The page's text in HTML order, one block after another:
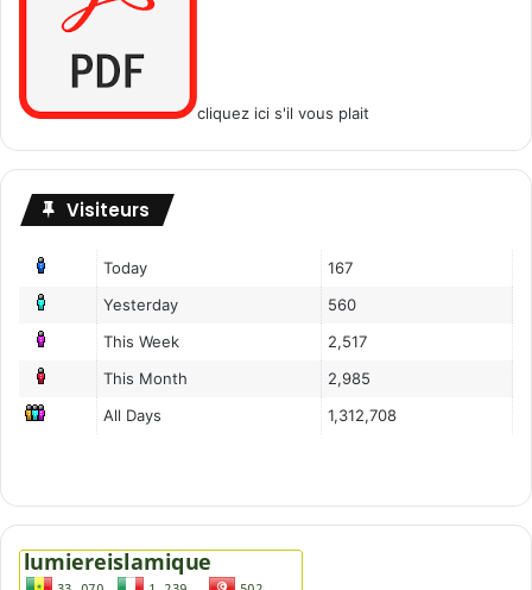
cliquez ici s'il vous plait
Visiteurs
Today
167
Yesterday
560
This Week
2,517
This Month
2,985
All Days
1,312,708